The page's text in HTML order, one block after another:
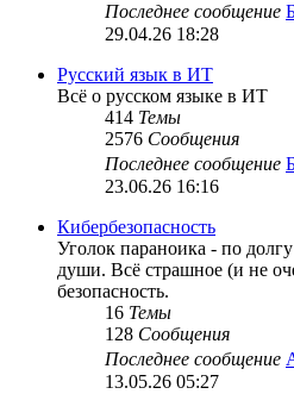
Последнее сообщение
29.04.26 18:28
Русский язык в ИТ
Всё о русском языке в ИТ
414 Темы
2576 Сообщения
Последнее сообщение
23.06.26 16:16
Кибербезопасность
Уголок параноика - по
души. Всё страшное (и не
безопасность.
16 Темы
128 Сообщения
Последнее сообщение
13.05.26 05:27